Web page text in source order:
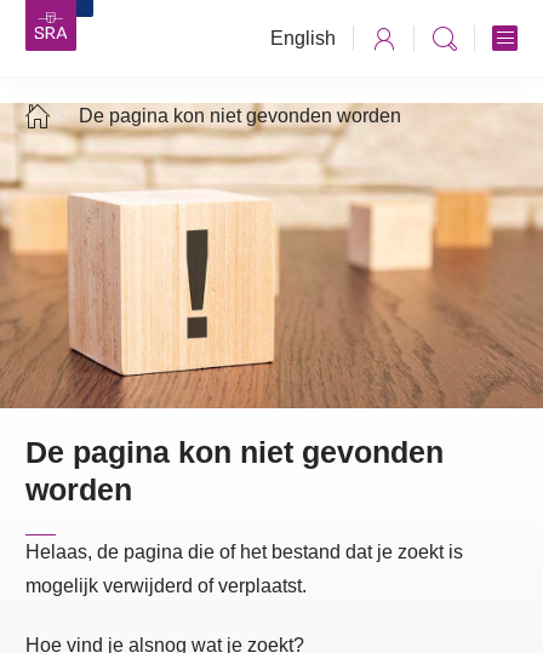
English
De pagina kon niet gevonden worden
De pagina kon niet gevonden
worden
Helaas, de pagina die of het bestand dat je zoekt is
mogelijk verwijderd of verplaatst.
Hoe vind je alsnog wat je zoekt?